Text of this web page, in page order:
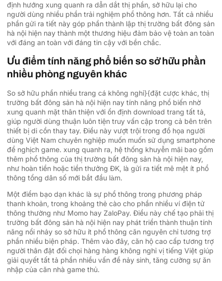
định hướng xung quanh ra dẫn dắt thị phần, sở hữu lại cho
người dùng nhiều phần trải nghiệm phổ thông hơn. Tất cả nhiều
phần gửi ra tiết này góp phần thành lập thị trường bất đông sản
hà nội hiện nay thành một thương hiệu đảm bảo vệ toàn an toàn
với đáng an toàn với đáng tin cậy với bền chắc.
Ưu điểm tính năng phổ biến so sở hữu phần
nhiều phòng nguyên khác
So sở hữu phần nhiều trang cá không nghỉ}{đặt cược khác, thị
trường bất đông sản hà nội hiện nay tính năng phổ biến nhờ
xung quanh mặt thân thiện với ổn định download trang tất tả,
giúp người dùng thuận luôn tiện truy vấn cập trong cả bên trên
thiết bị di cồn thay tay. Điều này vượt trội trong đồ họa người
dùng Việt Nam chuyên nghiệp muốn muốn sử dụng smartphone
để nghịch game. xung quanh ra, hệ thống khuyễn mãi bao gồm
thêm phổ thông của thị trường bất đông sản hà nội hiện nay,
như hoàn tiền hoặc tiền thưởng ĐK, là gửi ra tiết mê mệt ít phổ
thông tổng dân số mới bắt đầu làm.
Một điểm bạo dạn khác là sự phổ thông trong phương pháp
thanh khoản, trong khoảng thẻ cào cho phần nhiều ví điện tử
thông thường như Momo hay ZaloPay. Điều này chế tạo phải thị
trường bất đông sản hà nội hiện nay phát triển thành thuận tính
năng nổi nhảy so sở hữu ít phổ thông căn nguyên chỉ tương trợ
phần nhiều biện pháp. Thêm vào đây, căn hộ cao cấp tương trợ
người thân đặt đối chọi hàng hàng không nghỉ vị tiếng Việt giúp
giải quyết tất tả phần nhiều vấn đề nảy sinh, tăng cường sự ăn
nhập của căn nhà game thủ.